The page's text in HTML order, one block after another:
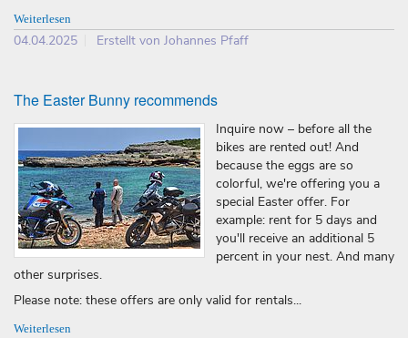
Weiterlesen
04.04.2025 Erstellt von Johannes Pfaff
The Easter Bunny recommends
Inquire now – before all the
bikes are rented out! And
because the eggs are so
colorful, we're offering you a
special Easter offer. For
example: rent for 5 days and
you'll receive an additional 5
percent in your nest. And many
other surprises.
Please note: these offers are only valid for rentals...
Weiterlesen